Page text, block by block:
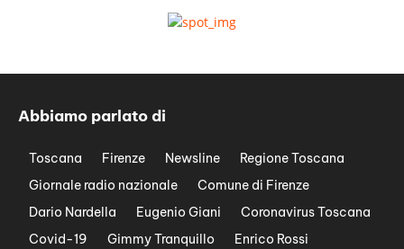
Abbiamo parlato di
Toscana Firenze Newsline
Regione Toscana
Giornale radio nazionale
Comune di Firenze
Dario Nardella
Eugenio Giani
Coronavirus Toscana
Covid-19
Gimmy Tranquillo
Enrico Rossi